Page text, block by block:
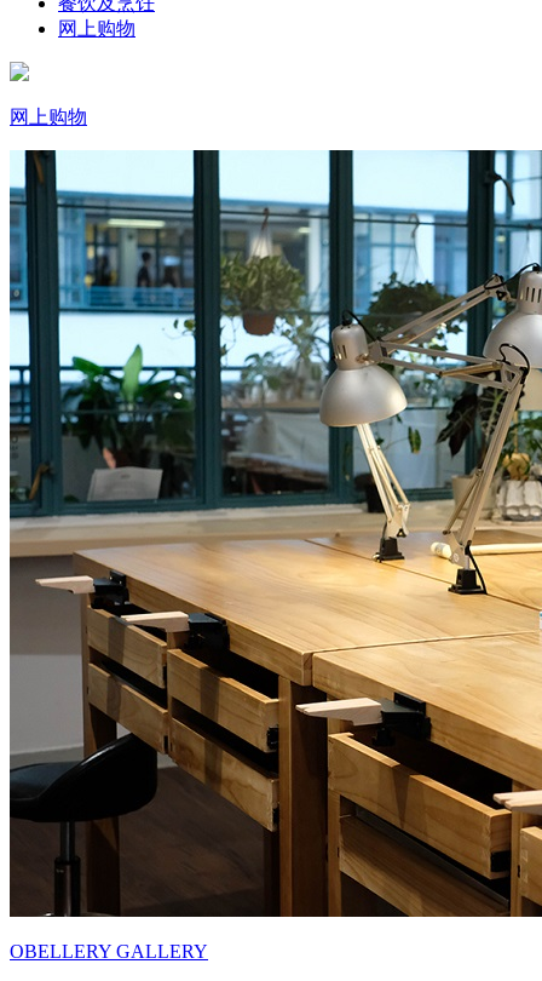
网上购物
网上购物
OBELLERY GALLERY